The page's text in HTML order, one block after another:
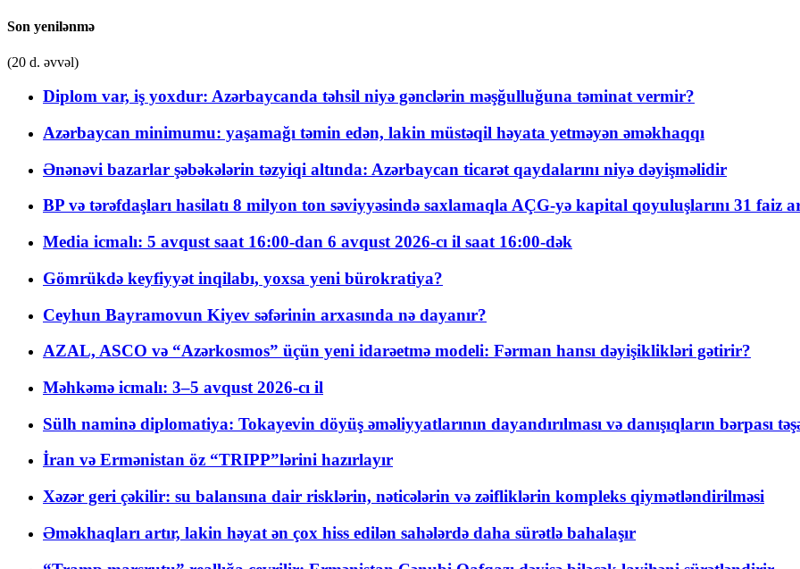
Son yenilənmə
(20 d. əvvəl)
Diplom var, iş yoxdur: Azərbaycanda təhsil niyə gənclərin məşğulluğuna təminat vermir?
Azərbaycan minimumu: yaşamağı təmin edən, lakin müstəqil həyata yetməyən əməkhaqqı
Ənənəvi bazarlar şəbəkələrin təzyiqi altında: Azərbaycan ticarət qaydalarını niyə dəyişməlidir
BP və tərəfdaşları hasilatı 8 milyon ton səviyyəsində saxlamaqla AÇG-yə kapital qoyuluşlarını 31 faiz
Media icmalı: 5 avqust saat 16:00-dan 6 avqust 2026-cı il saat 16:00-dək
Gömrükdə keyfiyyət inqilabı, yoxsa yeni bürokratiya?
Ceyhun Bayramovun Kiyev səfərinin arxasında nə dayanır?
AZAL, ASCO və “Azərkosmos” üçün yeni idarəetmə modeli: Fərman hansı dəyişiklikləri gətirir?
Məhkəmə icmalı: 3–5 avqust 2026-cı il
Sülh naminə diplomatiya: Tokayevin döyüş əməliyyatlarının dayandırılması və danışıqların bərpası
İran və Ermənistan öz “TRIPP”lərini hazırlayır
Xəzər geri çəkilir: su balansına dair risklərin, nəticələrin və zəifliklərin kompleks qiymətləndirilməsi
Əməkhaqları artır, lakin həyat ən çox hiss edilən sahələrdə daha sürətlə bahalaşır